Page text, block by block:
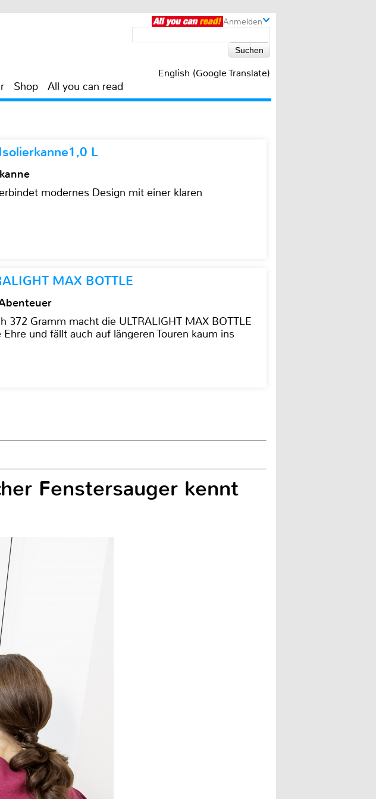
Anmelden
English (Google Translate)
Shop All you can read
L
modernes Design mit einer klaren
MAX BOTTLE
Gramm macht die ULTRALIGHT MAX BOTTLE
und fällt auch auf längeren Touren kaum ins
Fenstersauger kennt